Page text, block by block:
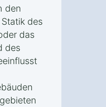
den
des
das
des